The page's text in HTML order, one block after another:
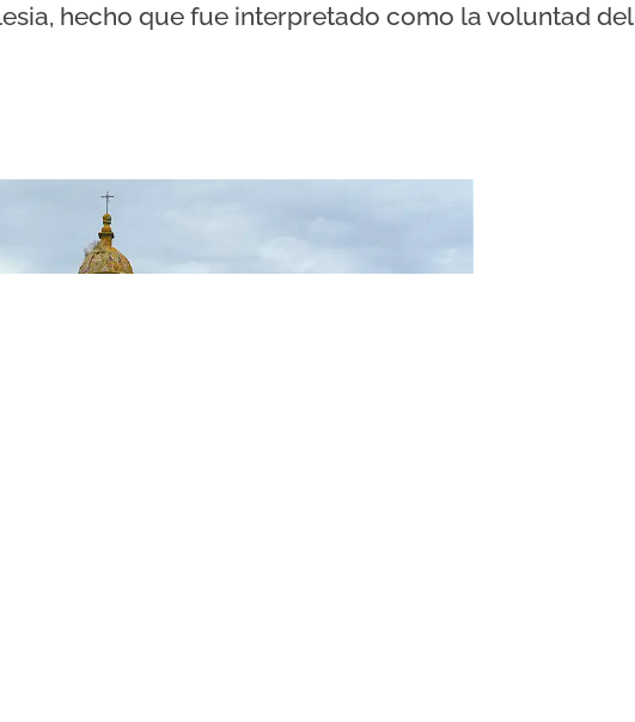
hecho que fue interpretado como la voluntad del